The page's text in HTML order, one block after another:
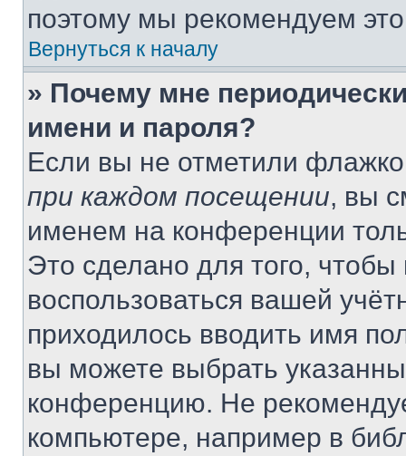
поэтому мы рекомендуем
Вернуться к началу
» Почему мне
имени и пароля?
Если вы не отметили
при каждом посещении, вы
именем на конференции
Это сделано для того, чтобы
воспользоваться вашей
приходилось вводить имя
вы можете выбрать
конференцию. Не
компьютере, например в